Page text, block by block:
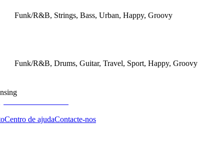
Funk/R&B, Strings, Bass, Urban, Happy, Groovy
Funk/R&B, Drums, Guitar, Travel, Sport, Happy, Groovy
Centro de ajudaContacte-nos